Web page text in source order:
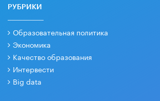
РУБРИКИ
Образовательная политика
Экономика
Качество образования
Интервести
Big data